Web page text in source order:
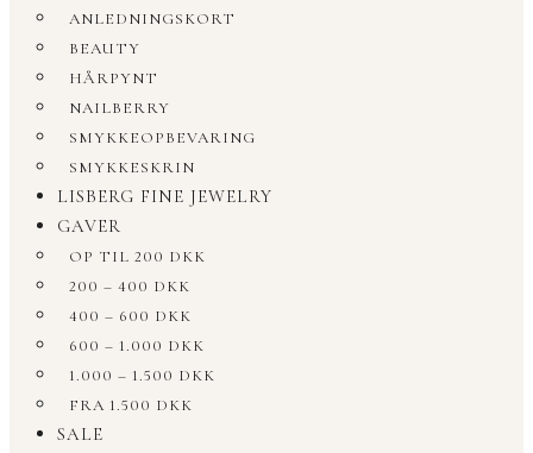
ANLEDNINGSKORT
BEAUTY
HÅRPYNT
NAILBERRY
SMYKKEOPBEVARING
SMYKKESKRIN
LISBERG FINE JEWELRY
GAVER
OP TIL 200 DKK
200 – 400 DKK
400 – 600 DKK
600 – 1.000 DKK
1.000 – 1.500 DKK
FRA 1.500 DKK
SALE